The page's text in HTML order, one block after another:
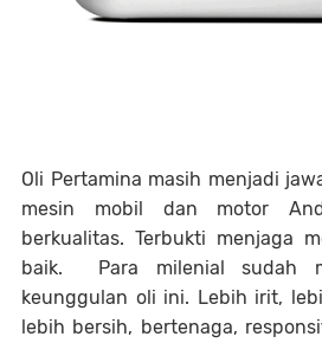
Oli Pertamina masih menjadi
mesin mobil dan motor
berkualitas. Terbukti menjaga
baik. Para milenial sudah
keunggulan oli ini. Lebih irit,
lebih bersih, bertenaga,